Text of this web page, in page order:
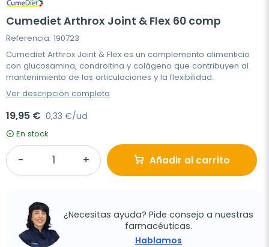
Cumediet Arthrox Joint & Flex 60 comp
Referencia: 190723
Cumediet Arthrox Joint & Flex es un complemento alimenticio
con glucosamina, condroitina y colágeno que contribuyen al
mantenimiento de las articulaciones y la flexibilidad.
Ver descripción completa
19,95 € 0,33 €/ud
En stock
Añadir al carrito
¿Necesitas ayuda? Pide consejo a nuestras
farmacéuticas.
Hablamos